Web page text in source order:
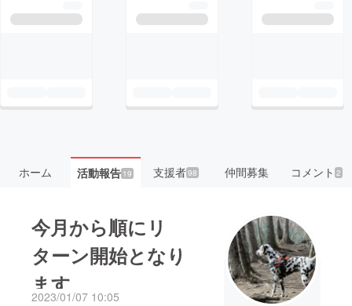
ホーム 活動報告19 支援者98 仲間募集 コメント 2
今月から順にリ
ターン開始となり
ます
2023/01/07 10:05